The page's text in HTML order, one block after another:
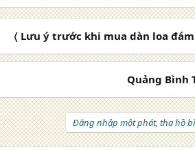
〈 Lưu ý trước khi mua dàn loa
Quảng Bình
Đăng nhập một phát, tha hồ